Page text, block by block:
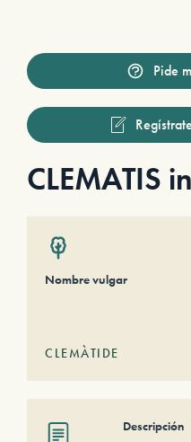
Pide
CLEMATIS
Nombre vulgar
CLEMÀTIDE
Descripción